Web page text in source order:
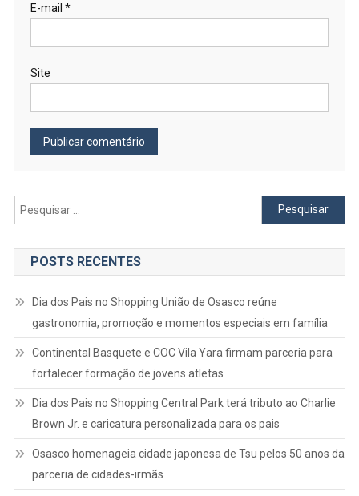
E-mail *
Site
Pesquisar
por:
POSTS RECENTES
Dia dos Pais no Shopping União de Osasco reúne
gastronomia, promoção e momentos especiais em família
Continental Basquete e COC Vila Yara firmam parceria para
fortalecer formação de jovens atletas
Dia dos Pais no Shopping Central Park terá tributo ao Charlie
Brown Jr. e caricatura personalizada para os pais
Osasco homenageia cidade japonesa de Tsu pelos 50 anos da
parceria de cidades-irmãs